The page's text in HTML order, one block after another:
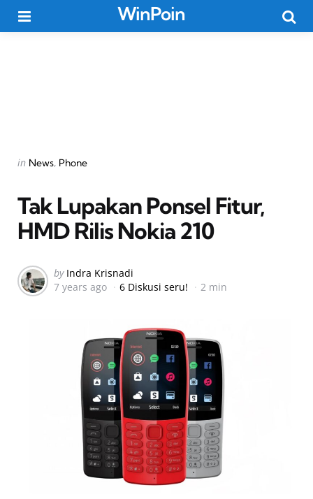
WinPoin
Categories
Posted
in News Phone
Tak Lupakan Ponsel Fitur,
HMD Rilis Nokia 210
Posted
by
by Indra Krisnadi
7 years ago
6 Diskusi seru! 2 min